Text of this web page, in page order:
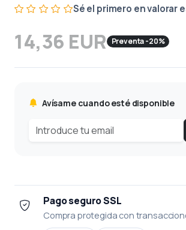
Sé el primero en valorar
14,36 EUR Preventa -20%
Avísame cuando esté disponible
Pago seguro SSL
Compra protegida con